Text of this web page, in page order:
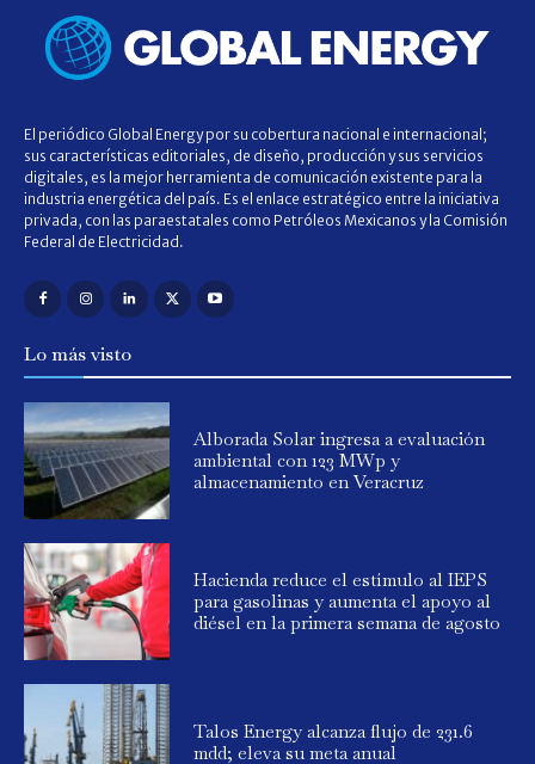
El periódico Global Energy por su cobertura nacional e internacional;
sus características editoriales, de diseño, producción y sus servicios
digitales, es la mejor herramienta de comunicación existente para la
industria energética del país. Es el enlace estratégico entre la iniciativa
privada, con las paraestatales como Petróleos Mexicanos y la Comisión
Federal de Electricidad.
Lo más visto
Alborada Solar ingresa a evaluación
ambiental con 123 MWp y
almacenamiento en Veracruz
Hacienda reduce el estímulo al IEPS
para gasolinas y aumenta el apoyo al
diésel en la primera semana de agosto
Talos Energy alcanza flujo de 231.6
mdd; eleva su meta anual